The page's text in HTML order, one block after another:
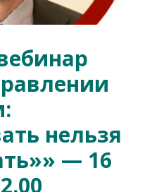
нельзя
— 16